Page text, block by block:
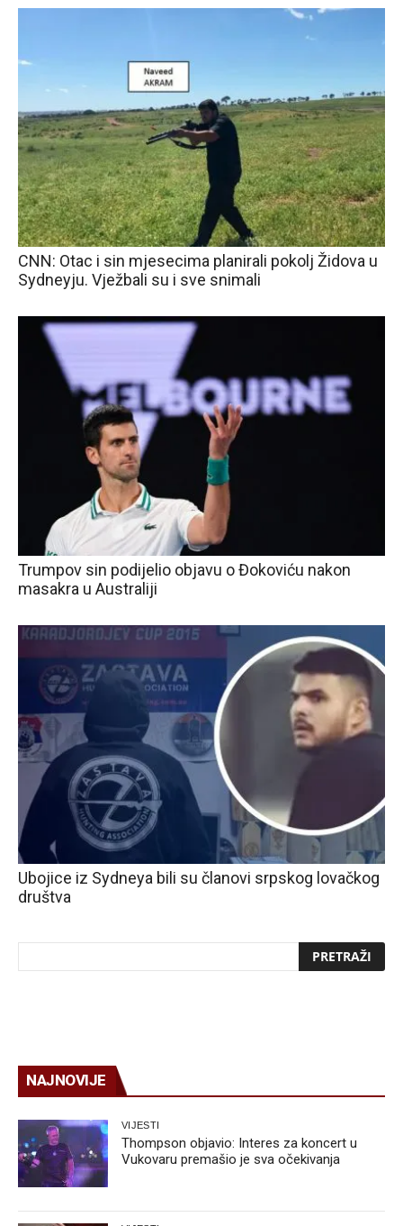
CNN: Otac i sin mjesecima planirali pokolj Židova u
Sydneyju. Vježbali su i sve snimali
Trumpov sin podijelio objavu o Đokoviću nakon
masakra u Australiji
Ubojice iz Sydneya bili su članovi srpskog lovačkog
društva
NAJNOVIJE
VIJESTI
Thompson objavio: Interes za koncert u
Vukovaru premašio je sva očekivanja